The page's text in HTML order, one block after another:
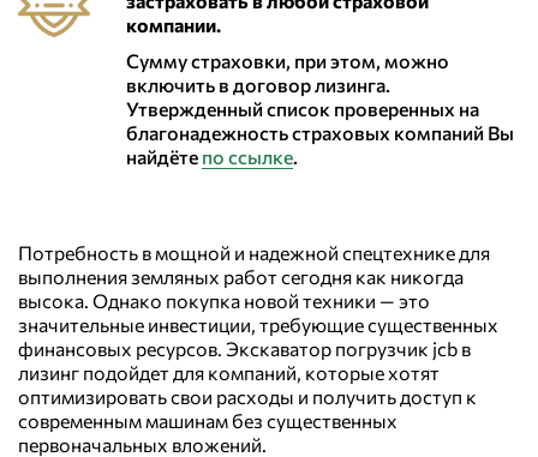
компании.
Сумму страховки, при этом, можно
включить в договор лизинга.
Утвержденный список проверенных на
благонадежность страховых компаний Вы
найдёте по ссылке.
Потребность в мощной и надежной спецтехнике для
выполнения земляных работ сегодня как никогда
высока. Однако покупка новой техники — это
значительные инвестиции, требующие существенных
финансовых ресурсов. Экскаватор погрузчик jcb в
лизинг подойдет для компаний, которые хотят
оптимизировать свои расходы и получить доступ к
современным машинам без существенных
первоначальных вложений.